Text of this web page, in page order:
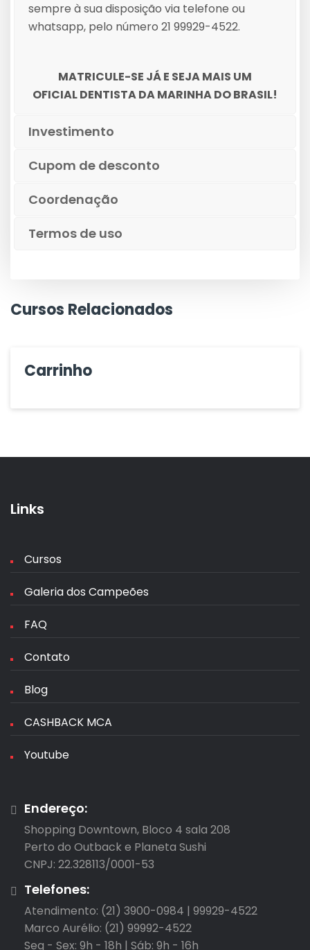
sempre à sua disposição via telefone ou
whatsapp, pelo número 21 99929-4522.
MATRICULE-SE JÁ E SEJA MAIS UM
OFICIAL DENTISTA DA MARINHA DO BRASIL!
Investimento
Cupom de desconto
Coordenação
Termos de uso
Cursos Relacionados
Carrinho
Links
Cursos
Galeria dos Campeões
FAQ
Contato
Blog
CASHBACK MCA
Youtube
Endereço:
Shopping Downtown, Bloco 4 sala 208
Perto do Outback e Planeta Sushi
CNPJ: 22.328113/0001-53
Telefones:
Atendimento: (21) 3900-0984 | 99929-4522
Marco Aurélio: (21) 99992-4522
Seg - Sex: 9h - 18h | Sáb: 9h - 16h